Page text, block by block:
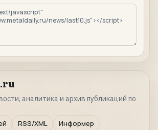
аналитика и архив публикаций по
RSS/XML Информер